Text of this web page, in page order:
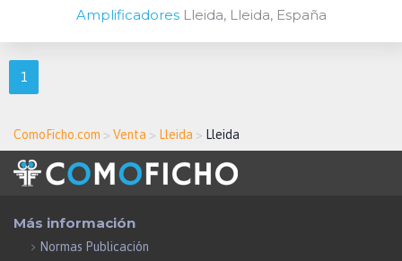
Amplificadores Lleida, Lleida, España
1
ComoFicho.com > Venta > Lleida > Lleida
Más información
Normas Publicación